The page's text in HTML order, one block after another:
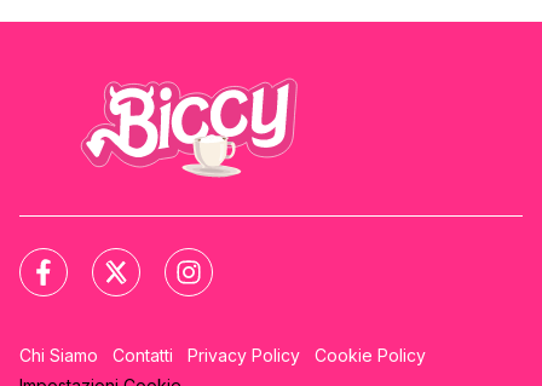
Chi Siamo Contatti Privacy Policy
Cookie Policy